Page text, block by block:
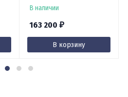
В наличии
163 200 ₽
В корзину